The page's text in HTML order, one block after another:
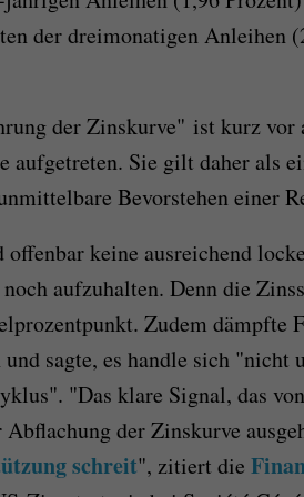
der dreimonatigen Anleihen
der Zinskurve" ist kurz vor
aufgetreten. Sie gilt daher als
Bevorstehen einer
keine ausreichend
aufzuhalten. Denn die
Zudem dämpfte
sagte, es handle sich "nicht
"Das klare Signal, das
der Zinskurve
schreit", zitiert die